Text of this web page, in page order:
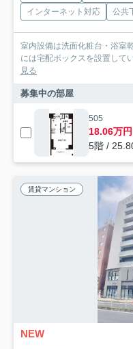
インターネット対応
公共
室内設備は洗面化粧台・浴室
には宅配ボックスを設置して
見る
募集中の部屋
505
18.06万円
5階 /
賃貸マンション
NEW